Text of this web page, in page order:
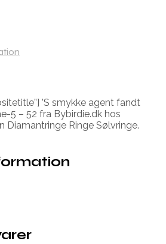
’S smykke agent fandt
5 – 52 fra Bybirdie.dk hos
Diamantringe Ringe Sølvringe.